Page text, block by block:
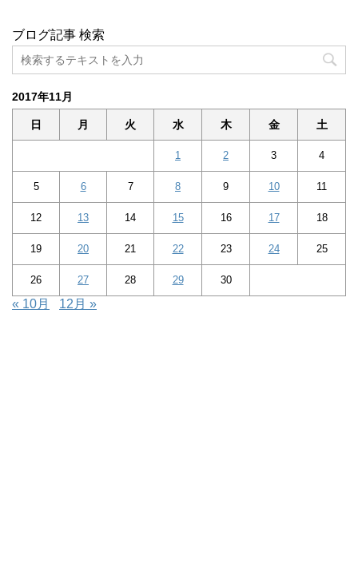
ブログ記事 検索
2017年11月
日 月 火 水 木 金 土
1 2 3 4
5 6 7 8 9 10 11
12 13 14 15 16 17 18
19 20 21 22 23 24 25
26 27 28 29 30
« 10月 12月 »